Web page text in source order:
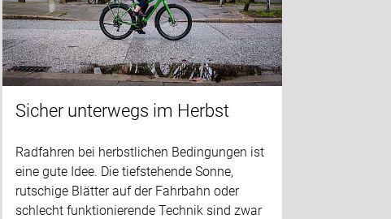
Sicher unterwegs im Herbst
Radfahren bei herbstlichen Bedingungen ist
eine gute Idee. Die tiefstehende Sonne,
rutschige Blätter auf der Fahrbahn oder
schlecht funktionierende Technik sind zwar